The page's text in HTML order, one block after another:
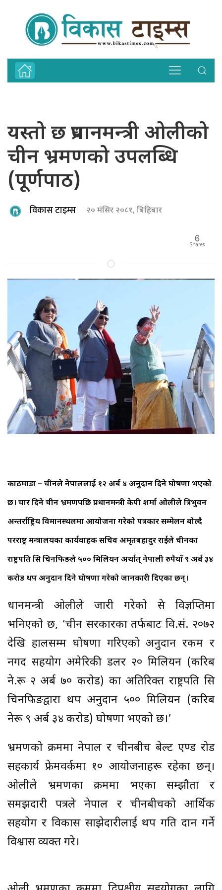
यस्तो छ प्रधानमन्त्री ओलीको
चीन भ्रमणको उपलब्धि
(पूर्णपाठ)
विकास टाइम्स २० मंसिर २०८१, बिहिबार
6
Shares
काठमाडौँ – चीनले नेपाललाई १२ अर्ब ४ अनुदान दिने घोषणा भएको
छ। चार दिने चीन भ्रमणपछि प्रधानमन्त्री केपी शर्मा ओलीले त्रिभुवन
अन्तर्राष्ट्रिय विमानस्थलमा आयोजना गरेको पत्रकार सम्मेलन बोल्दै
परराष्ट्र मन्त्रालयका कार्यवाहक सचिव अमृतबहादुर राईले चीनका
राष्ट्रपति सि चिनफिङले ५०० मिलियन अर्थात् नेपाली रुपैयाँ ९ अर्ब ३४
करोड थप अनुदान दिने घोषणा गरेको जानकारी दिएका छन्।
प्रधानमन्त्री ओलीले जारी गरेको प्रेस विज्ञप्तिमा
भनिएको छ, ‘चीन सरकारका तर्फबाट वि.सं. २०७२
देखि हालसम्म घोषणा गरिएको अनुदान रकम र
नगद सहयोग अमेरिकी डलर २० मिलियन (करिब
ने.रू २ अर्ब ७० करोड) का अतिरिक्त राष्ट्रपति सि
चिनफिङद्वारा थप अनुदान ५०० मिलियन (करिब
नेरू ९ अर्ब ३४ करोड) घोषणा भएको छ।’
भ्रमणको क्रममा नेपाल र चीनबीच बेल्ट एण्ड रोड
सहकार्य फ्रेमवर्कमा १० आयोजनाहरू रहेका छन्।
ओलीले भ्रमणका क्रममा भएका सम्झौता र
समझदारी पत्रले नेपाल र चीनबीचको आर्थिक
सहयोग र विकास साझेदारीलाई थप गति प्रदान गर्ने
विश्वास व्यक्त गरे।